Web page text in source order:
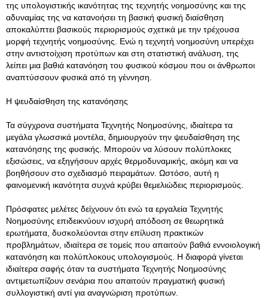
της υπολογιστικής ικανότητας της τεχνητής νοημοσύνης και της
αδυναμίας της να κατανοήσει τη βασική φυσική διαίσθηση
αποκαλύπτει βασικούς περιορισμούς σχετικά με την τρέχουσα
μορφή τεχνητής νοημοσύνης. Ενώ η τεχνητή νοημοσύνη υπερέχει
στην αντιστοίχιση προτύπων και στη στατιστική ανάλυση, της
λείπει μια βαθιά κατανόηση του φυσικού κόσμου που οι άνθρωποι
αναπτύσσουν φυσικά από τη γέννηση.
Η ψευδαίσθηση της κατανόησης
Τα σύγχρονα συστήματα Τεχνητής Νοημοσύνης, ιδιαίτερα τα
μεγάλα γλωσσικά μοντέλα, δημιουργούν την ψευδαίσθηση της
κατανόησης της φυσικής. Μπορούν να λύσουν πολύπλοκες
εξισώσεις, να εξηγήσουν αρχές θερμοδυναμικής, ακόμη και να
βοηθήσουν στο σχεδιασμό πειραμάτων. Ωστόσο, αυτή η
φαινομενική ικανότητα συχνά κρύβει θεμελιώδεις περιορισμούς.
Πρόσφατες μελέτες δείχνουν ότι ενώ τα εργαλεία Τεχνητής
Νοημοσύνης επιδεικνύουν ισχυρή απόδοση σε θεωρητικά
ερωτήματα, δυσκολεύονται στην επίλυση πρακτικών
προβλημάτων, ιδιαίτερα σε τομείς που απαιτούν βαθιά εννοιολογική
κατανόηση και πολύπλοκους υπολογισμούς. Η διαφορά γίνεται
ιδιαίτερα σαφής όταν τα συστήματα Τεχνητής Νοημοσύνης
αντιμετωπίζουν σενάρια που απαιτούν πραγματική φυσική
συλλογιστική αντί για αναγνώριση προτύπων.